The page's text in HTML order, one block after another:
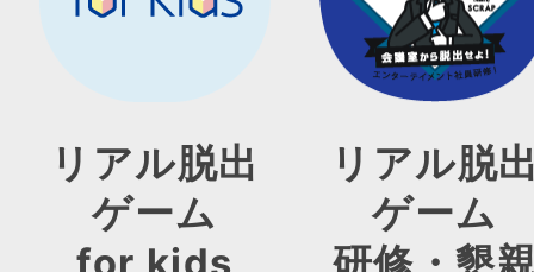
リアル脱出
ゲーム
for kids
リアル脱
ゲーム
研修・懇